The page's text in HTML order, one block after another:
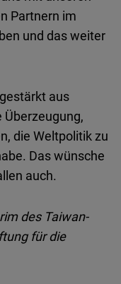
Partnern im
und das weiter
aus
die Weltpolitik zu
Das wünsche
auch.
des Taiwan-
für die